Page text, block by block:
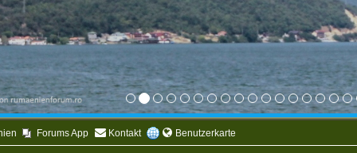
Forums App Kontakt Benutzerkarte